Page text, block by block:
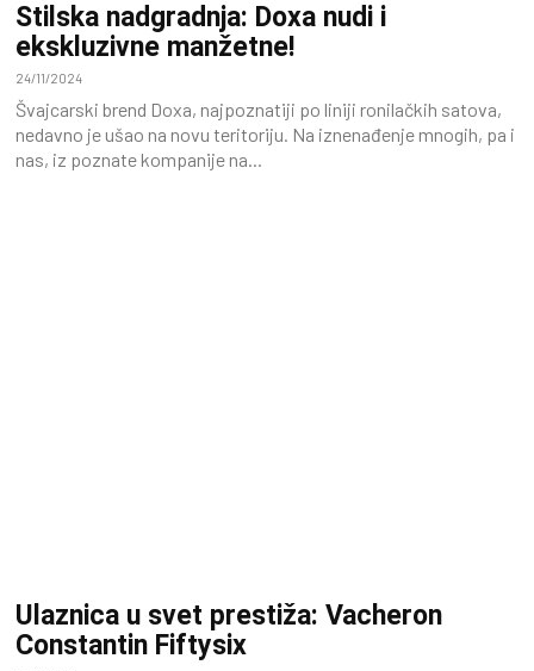
Stilska nadgradnja: Doxa nudi i
ekskluzivne manžetne!
24/11/2024
Švajcarski brend Doxa, najpoznatiji po liniji ronilačkih satova,
nedavno je ušao na novu teritoriju. Na iznenađenje mnogih, pa i
nas, iz poznate kompanije na...
Ulaznica u svet prestiža: Vacheron
Constantin Fiftysix